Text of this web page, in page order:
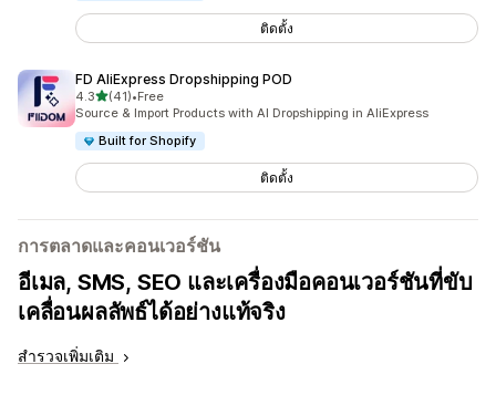
ติดตั้ง
FD AliExpress Dropshipping POD
4.3เต็ม 5 ดาว
(41)
ทั้งหมด 41 รีวิว
•Free
Source & Import Products with AI Dropshipping in AliExpress
Built for Shopify
ติดตั้ง
การตลาดและคอนเวอร์ชัน
อีเมล, SMS, SEO และเครื่องมือคอนเวอร์ชันที่ขับ
เคลื่อนผลลัพธ์ได้อย่างแท้จริง
สำรวจเพิ่มเติม